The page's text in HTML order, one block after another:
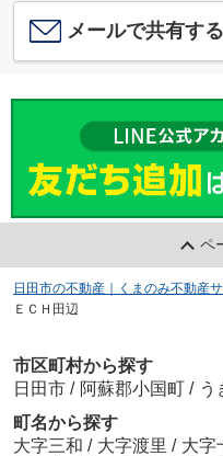
メールで共有する
ペ
日田市の不動産｜くまのみ不動産
ＥＣＨ田辺
市区町村から探す
日田市 / 阿蘇郡小国町 / う
町名から探す
大字三和 / 大字渡里 / 大字